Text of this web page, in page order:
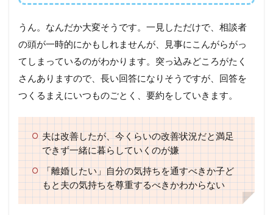
うん。なんだか大変そうです。一見しただけで、相談者
の頭が一時的にかもしれませんが、見事にこんがらがっ
てしまっているのがわかります。突っ込みどころがたく
さんありますので、長い回答になりそうですが、回答を
つくるまえにいつものごとく、要約をしていきます。
夫は改善したが、今くらいの改善状況だと満足
できず一緒に暮らしていくのが嫌
「離婚したい」自分の気持ちを通すべきか子ど
もと夫の気持ちを尊重するべきかわからない